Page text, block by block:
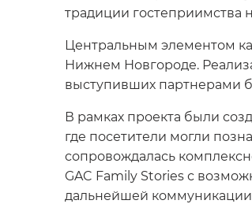
традиции гостеприимства
Центральным элементом
Нижнем Новгороде.
выступивших партнерами
В рамках проекта были
где посетители могли
сопровождалась
GAC Family Stories с
дальнейшей